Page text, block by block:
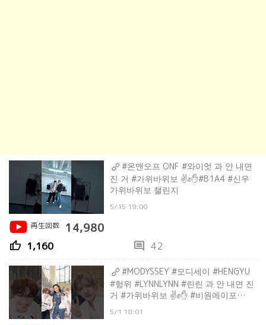
#온앤오프 ONF #와이엇 과 안 내면
진 거 #가위바위보 ✌️✊️✋️#B1A4 #신우
가위바위보 챌린지
5/15 19:00
再生回数
14,980
thumb_up 1,160 comment 42
#MODYSSEY #모디세이 #HENGYU
#헝위 #LYNNLYNN #린린 과 안 내면 진
거 #가위바위보 ✌️✊️✋️ #비원에이포
5/1 18:01